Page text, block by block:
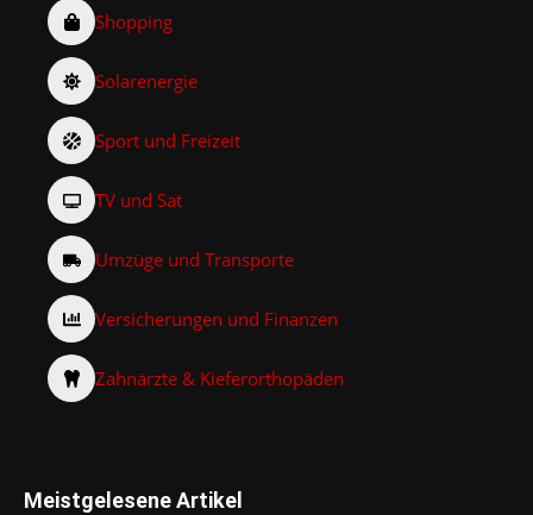
Shopping
Solarenergie
Sport und Freizeit
TV und Sat
Umzüge und Transporte
Versicherungen und Finanzen
Zahnärzte & Kieferorthopäden
Meistgelesene Artikel